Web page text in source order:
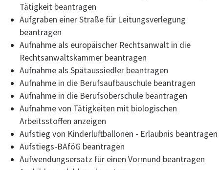
Tätigkeit beantragen
Aufgraben einer Straße für Leitungsverlegung
beantragen
Aufnahme als europäischer Rechtsanwalt in die
Rechtsanwaltskammer beantragen
Aufnahme als Spätaussiedler beantragen
Aufnahme in die Berufsaufbauschule beantragen
Aufnahme in die Berufsoberschule beantragen
Aufnahme von Tätigkeiten mit biologischen
Arbeitsstoffen anzeigen
Aufstieg von Kinderluftballonen - Erlaubnis beantragen
Aufstiegs-BAföG beantragen
Aufwendungsersatz für einen Vormund beantragen